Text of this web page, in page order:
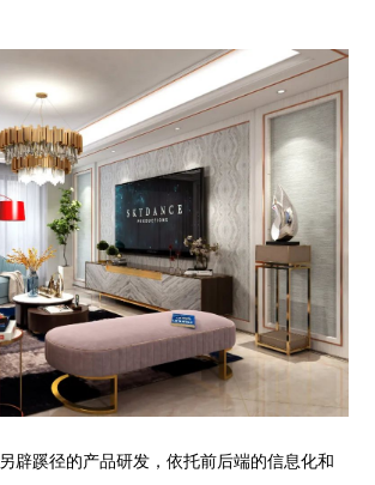
辟蹊径的产品研发，依托前后端的信息化和